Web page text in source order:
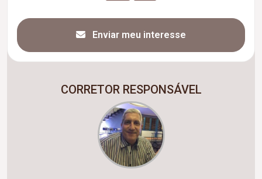
Enviar meu interesse
CORRETOR RESPONSÁVEL